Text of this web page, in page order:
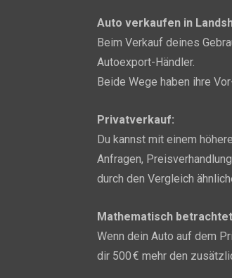
Auto verkaufen in
Beim Verkauf deines
Autoexport-Händler.
Beide Wege haben ihre
Privatverkauf:
Du kannst mit einem
Anfragen,
durch den Vergleich
Mathematisch
Wenn dein Auto auf dem
dir 500 € mehr den